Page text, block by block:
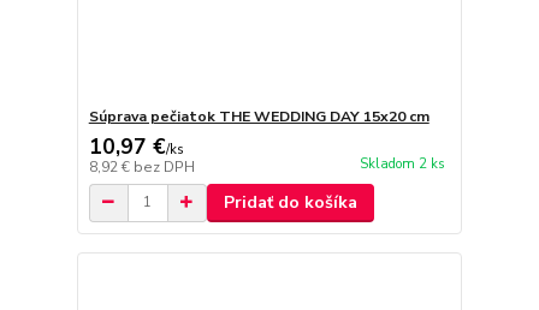
Súprava pečiatok THE WEDDING DAY 15x20 cm
10,97 €/ks
8,92 € bez DPH Skladom 2 ks
Pridať do košíka